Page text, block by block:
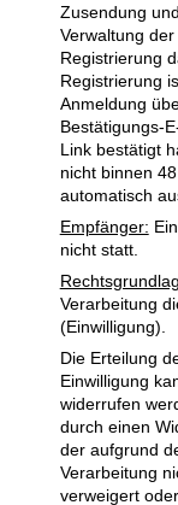
Zusendung
Verwaltung
Registrierung
Registrierung
Anmeldung
Bestätigungs-
Link bestätigt
nicht binnen
automatisch
Empfänger:
nicht statt.
Verarbeitung
(Einwilligung).
Die Erteilung
Einwilligung
widerrufen
durch einen
der aufgrund
Verarbeitung
verweigert